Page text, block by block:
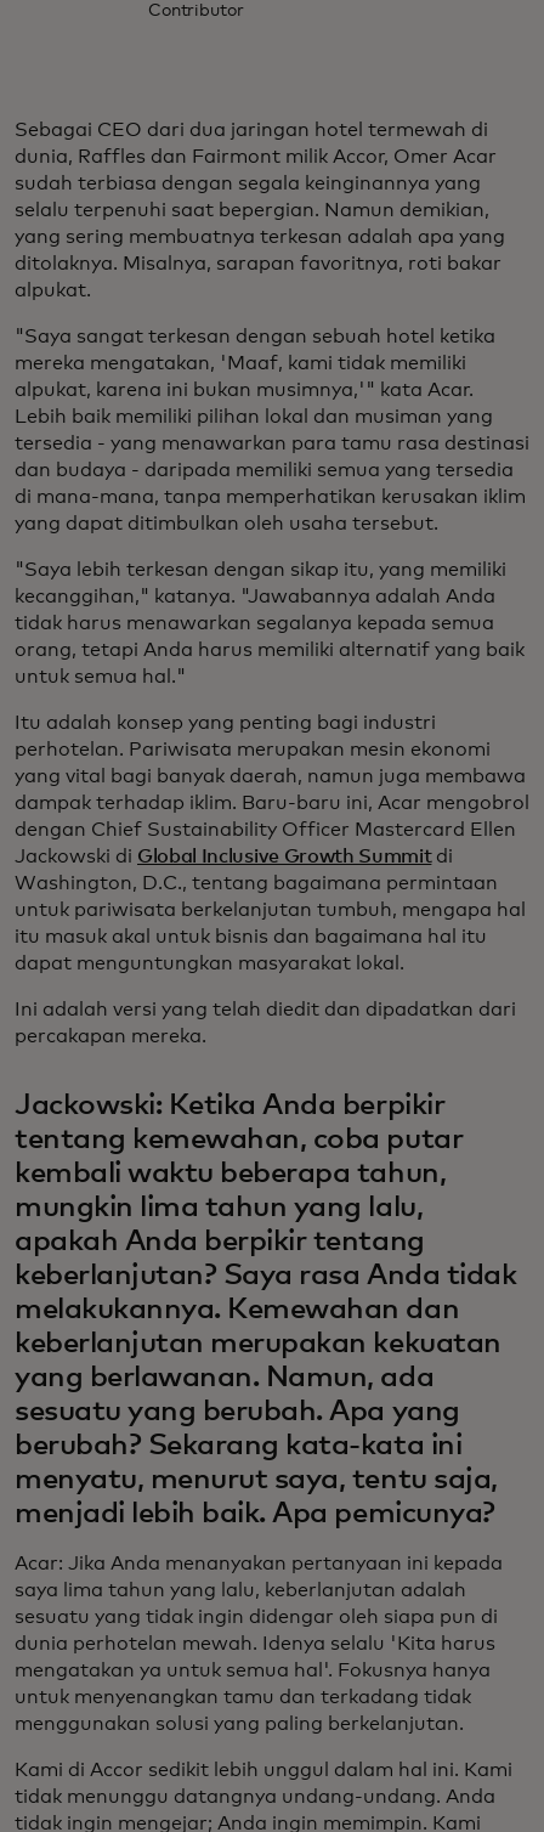
Contributor
Sebagai CEO dari dua jaringan hotel termewah di
dunia, Raffles dan Fairmont milik Accor, Omer Acar
sudah terbiasa dengan segala keinginannya yang
selalu terpenuhi saat bepergian. Namun demikian,
yang sering membuatnya terkesan adalah apa yang
ditolaknya. Misalnya, sarapan favoritnya, roti bakar
alpukat.
"Saya sangat terkesan dengan sebuah hotel ketika
mereka mengatakan, 'Maaf, kami tidak memiliki
alpukat, karena ini bukan musimnya,'" kata Acar.
Lebih baik memiliki pilihan lokal dan musiman yang
tersedia - yang menawarkan para tamu rasa destinasi
dan budaya - daripada memiliki semua yang tersedia
di mana-mana, tanpa memperhatikan kerusakan iklim
yang dapat ditimbulkan oleh usaha tersebut.
"Saya lebih terkesan dengan sikap itu, yang memiliki
kecanggihan," katanya. "Jawabannya adalah Anda
tidak harus menawarkan segalanya kepada semua
orang, tetapi Anda harus memiliki alternatif yang baik
untuk semua hal."
Itu adalah konsep yang penting bagi industri
perhotelan. Pariwisata merupakan mesin ekonomi
yang vital bagi banyak daerah, namun juga membawa
dampak terhadap iklim. Baru-baru ini, Acar mengobrol
dengan Chief Sustainability Officer Mastercard Ellen
Jackowski di Global Inclusive Growth Summitdi
Washington, D.C., tentang bagaimana permintaan
untuk pariwisata berkelanjutan tumbuh, mengapa hal
itu masuk akal untuk bisnis dan bagaimana hal itu
dapat menguntungkan masyarakat lokal.
Ini adalah versi yang telah diedit dan dipadatkan dari
percakapan mereka.
Jackowski: Ketika Anda berpikir
tentang kemewahan, coba putar
kembali waktu beberapa tahun,
mungkin lima tahun yang lalu,
apakah Anda berpikir tentang
keberlanjutan? Saya rasa Anda tidak
melakukannya. Kemewahan dan
keberlanjutan merupakan kekuatan
yang berlawanan. Namun, ada
sesuatu yang berubah. Apa yang
berubah? Sekarang kata-kata ini
menyatu, menurut saya, tentu saja,
menjadi lebih baik. Apa pemicunya?
Acar: Jika Anda menanyakan pertanyaan ini kepada
saya lima tahun yang lalu, keberlanjutan adalah
sesuatu yang tidak ingin didengar oleh siapa pun di
dunia perhotelan mewah. Idenya selalu 'Kita harus
mengatakan ya untuk semua hal'. Fokusnya hanya
untuk menyenangkan tamu dan terkadang tidak
menggunakan solusi yang paling berkelanjutan.
Kami di Accor sedikit lebih unggul dalam hal ini. Kami
tidak menunggu datangnya undang-undang. Anda
tidak ingin mengejar; Anda ingin memimpin. Kami